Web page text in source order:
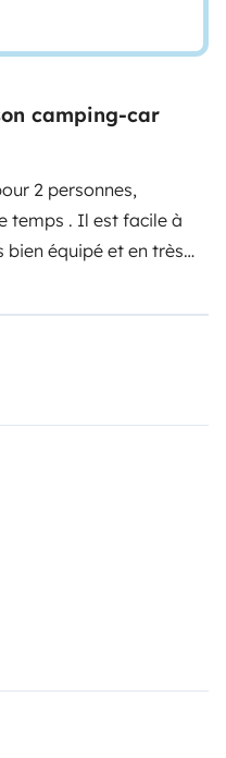
camping-car
2 personnes,
temps . Il est facile à
équipé et en très
est agréable à vivre...